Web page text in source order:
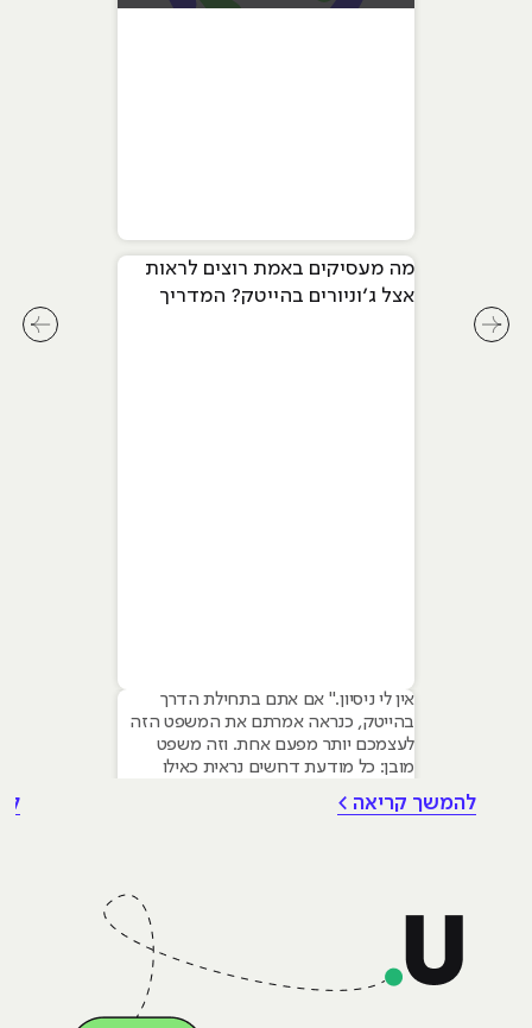
מה מעסיקים באמת רוצים לראות
אצל ג׳וניורים בהייטק? המדריך
אין לי ניסיון." אם אתם בתחילת הדרך
בהייטק, כנראה אמרתם את המשפט הזה
לעצמכם יותר מפעם אחת. וזה משפט
מובן: כל מודעת דרושים נראית כאילו
כבר נגע במוצר אמיתי, כבר צבר ביטחון.
להמשך קריאה >
לחץ לחץ לשיקופית קודמת בסליידר מאמרים